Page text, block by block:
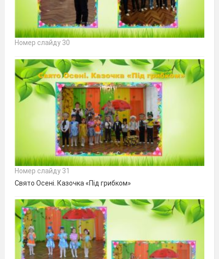
Номер слайду 30
Номер слайду 31
Свято Осені. Казочка «Під грибком»